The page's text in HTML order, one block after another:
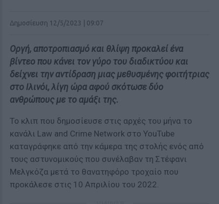
Δημοσίευση 12/5/2023 | 09:07
Οργή, αποτροπιασμό και θλίψη προκαλεί ένα
βίντεο που κάνει τον γύρο του διαδικτύου και
δείχνει την αντίδραση μιας μεθυσμένης φοιτήτριας
στο Ιλινόι, λίγη ώρα αφού σκότωσε δύο
ανθρώπους με το αμάξι της.
Το κλιπ που δημοσίευσε στις αρχές του μήνα το
κανάλι Law and Crime Network στο YouTube
καταγράφηκε από την κάμερα της στολής ενός από
τους αστυνομικούς που συνέλαβαν τη Στέφανι
Μελγκόζα μετά το θανατηφόρο τροχαίο που
προκάλεσε στις 10 Απριλίου του 2022.